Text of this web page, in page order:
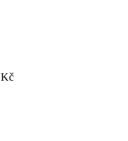
Kč